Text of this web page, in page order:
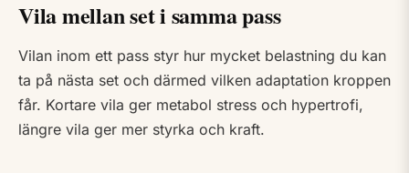
Vila mellan set i samma pass
Vilan inom ett pass styr hur mycket belastning du kan
ta på nästa set och därmed vilken adaptation kroppen
får. Kortare vila ger metabol stress och hypertrofi,
längre vila ger mer styrka och kraft.